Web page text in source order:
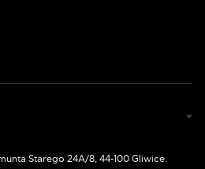
Starego 24A/8, 44-100 Gliwice.